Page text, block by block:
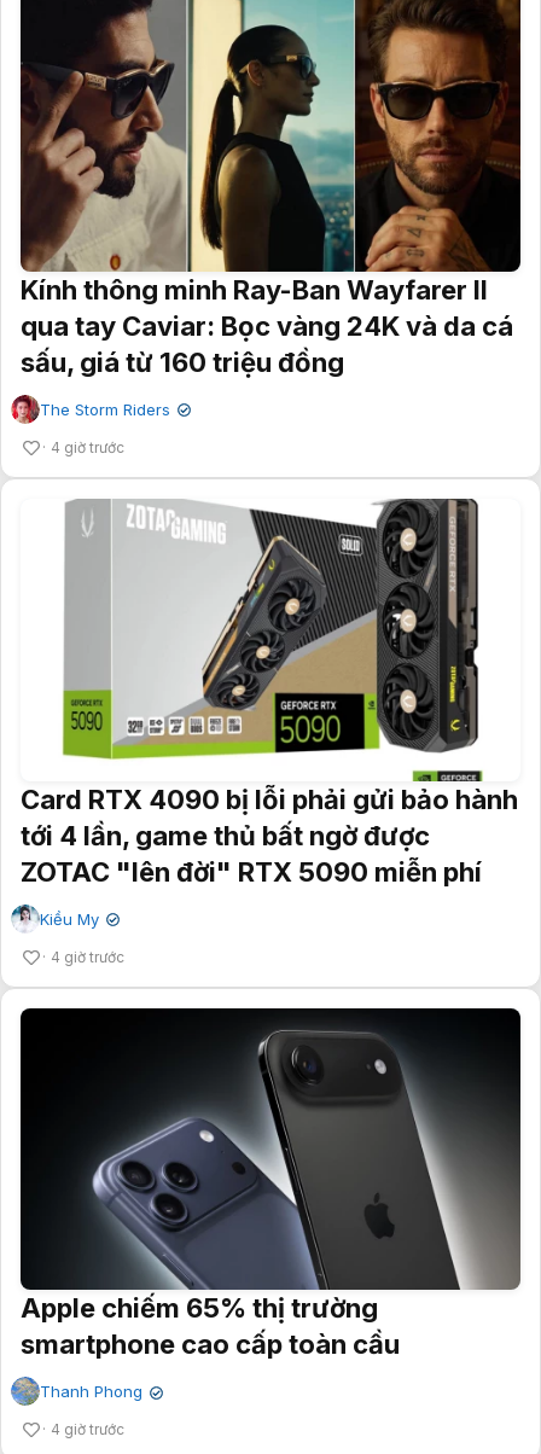
Kính thông minh Ray-Ban Wayfarer II
qua tay Caviar: Bọc vàng 24K và da cá
sấu, giá từ 160 triệu đồng
The Storm Riders ✔
4 giờ trước
Card RTX 4090 bị lỗi phải gửi bảo hành
tới 4 lần, game thủ bất ngờ được
ZOTAC "lên đời" RTX 5090 miễn phí
Kiều My ✔
4 giờ trước
Apple chiếm 65% thị trường
smartphone cao cấp toàn cầu
Thanh Phong ✔
4 giờ trước